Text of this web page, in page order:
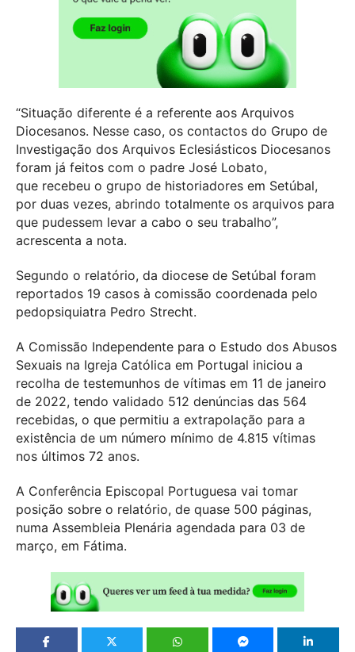
“Situação diferente é a referente aos Arquivos
Diocesanos. Nesse caso, os contactos do Grupo de
Investigação dos Arquivos Eclesiásticos Diocesanos
foram já feitos com o padre José Lobato,
que recebeu o grupo de historiadores em Setúbal,
por duas vezes, abrindo totalmente os arquivos para
que pudessem levar a cabo o seu trabalho”,
acrescenta a nota.
Segundo o relatório, da diocese de Setúbal foram
reportados 19 casos à comissão coordenada pelo
pedopsiquiatra Pedro Strecht.
A Comissão Independente para o Estudo dos Abusos
Sexuais na Igreja Católica em Portugal iniciou a
recolha de testemunhos de vítimas em 11 de janeiro
de 2022, tendo validado 512 denúncias das 564
recebidas, o que permitiu a extrapolação para a
existência de um número mínimo de 4.815 vítimas
nos últimos 72 anos.
A Conferência Episcopal Portuguesa vai tomar
posição sobre o relatório, de quase 500 páginas,
numa Assembleia Plenária agendada para 03 de
março, em Fátima.